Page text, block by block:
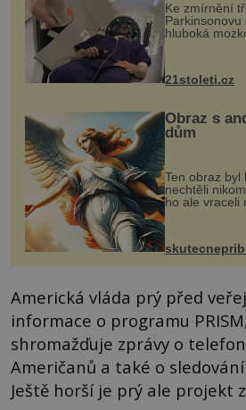
Ke zmírnění
hluboká
však vyžaduje
zákrok.
k dostatečně
21stoleti.cz
Obraz s
dům
Ten obraz byl
nechtěli
ho ale vraceli
manželem
chaloupku,
Čech, kde
Americká vláda prý před
informace o programu
shromažďuje zprávy o
Američanů a také o
Ještě horší je prý ale projekt